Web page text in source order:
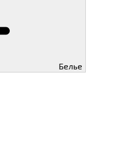
Белье